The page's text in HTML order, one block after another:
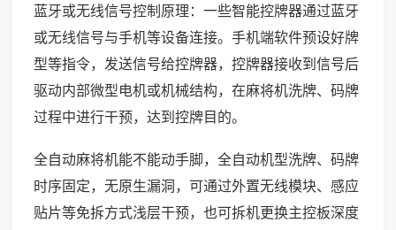
蓝牙或无线信号控制原理：一些智能控牌器通过蓝牙
或无线信号与手机等设备连接。手机端软件预设好牌
型等指令，发送信号给控牌器，控牌器接收到信号后
驱动内部微型电机或机械结构，在麻将机洗牌、码牌
过程中进行干预，达到控牌目的。
全自动麻将机能不能动手脚，全自动机型洗牌、码牌
时序固定，无原生漏洞，可通过外置无线模块、感应
贴片等免拆方式浅层干预，也可拆机更换主控板深度